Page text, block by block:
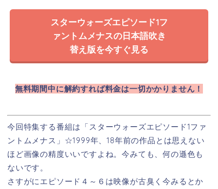
スターウォーズエピソード1フ
ァントムメナスの日本語吹き
替え版を今すぐ見る
無料期間中に解約すれば料金は一切かかりません！
今回特集する番組は「スターウォーズエピソード1ファ
ントムメナス」 ☆1999年、18年前の作品とは思えない
ほど画像の精度いいですよね。今みても、何の遜色も
ないです。
さすがにエピソード４～６は映像が古臭く今みるとか